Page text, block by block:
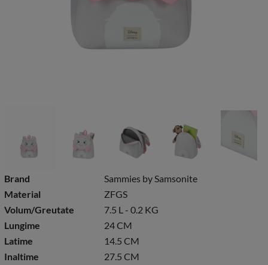
Brand
Sammies by Samsonite
Material
ZFGS
Volum/Greutate
7.5 L - 0.2 KG
Lungime
24 CM
Latime
14.5 CM
Inaltime
27.5 CM